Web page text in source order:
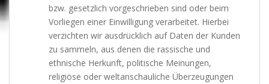
bzw. gesetzlich vorgeschrieben sind oder beim
Vorliegen einer Einwilligung verarbeitet. Hierbei
verzichten wir ausdrücklich auf Daten der Kunden
zu sammeln, aus denen die rassische und
ethnische Herkunft, politische Meinungen,
religiöse oder weltanschauliche Überzeugungen